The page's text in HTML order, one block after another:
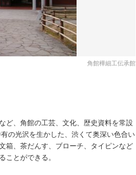
角館樺細工伝承館
ど、角館の工芸、文化、歴史資料を常設
の光沢を生かした、渋くて奥深い色合い
箱、茶だんす、ブローチ、タイピンなど
とができる。